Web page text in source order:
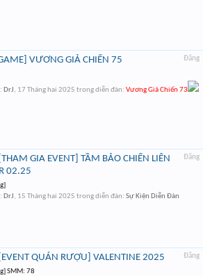
Đăng
VƯƠNG GIẢ CHIẾN 75
DrJ, 17 Tháng hai 2025 trong diễn đàn: Vương Giả Chiến 73
Đăng
[THAM GIA EVENT] TẦM BẢO CHIẾN LIÊN
02.25
DrJ, 15 Tháng hai 2025 trong diễn đàn: Sự Kiện Diễn Đàn
Đăng
[EVENT QUÁN RƯỢU] VALENTINE 2025
SMM: 78